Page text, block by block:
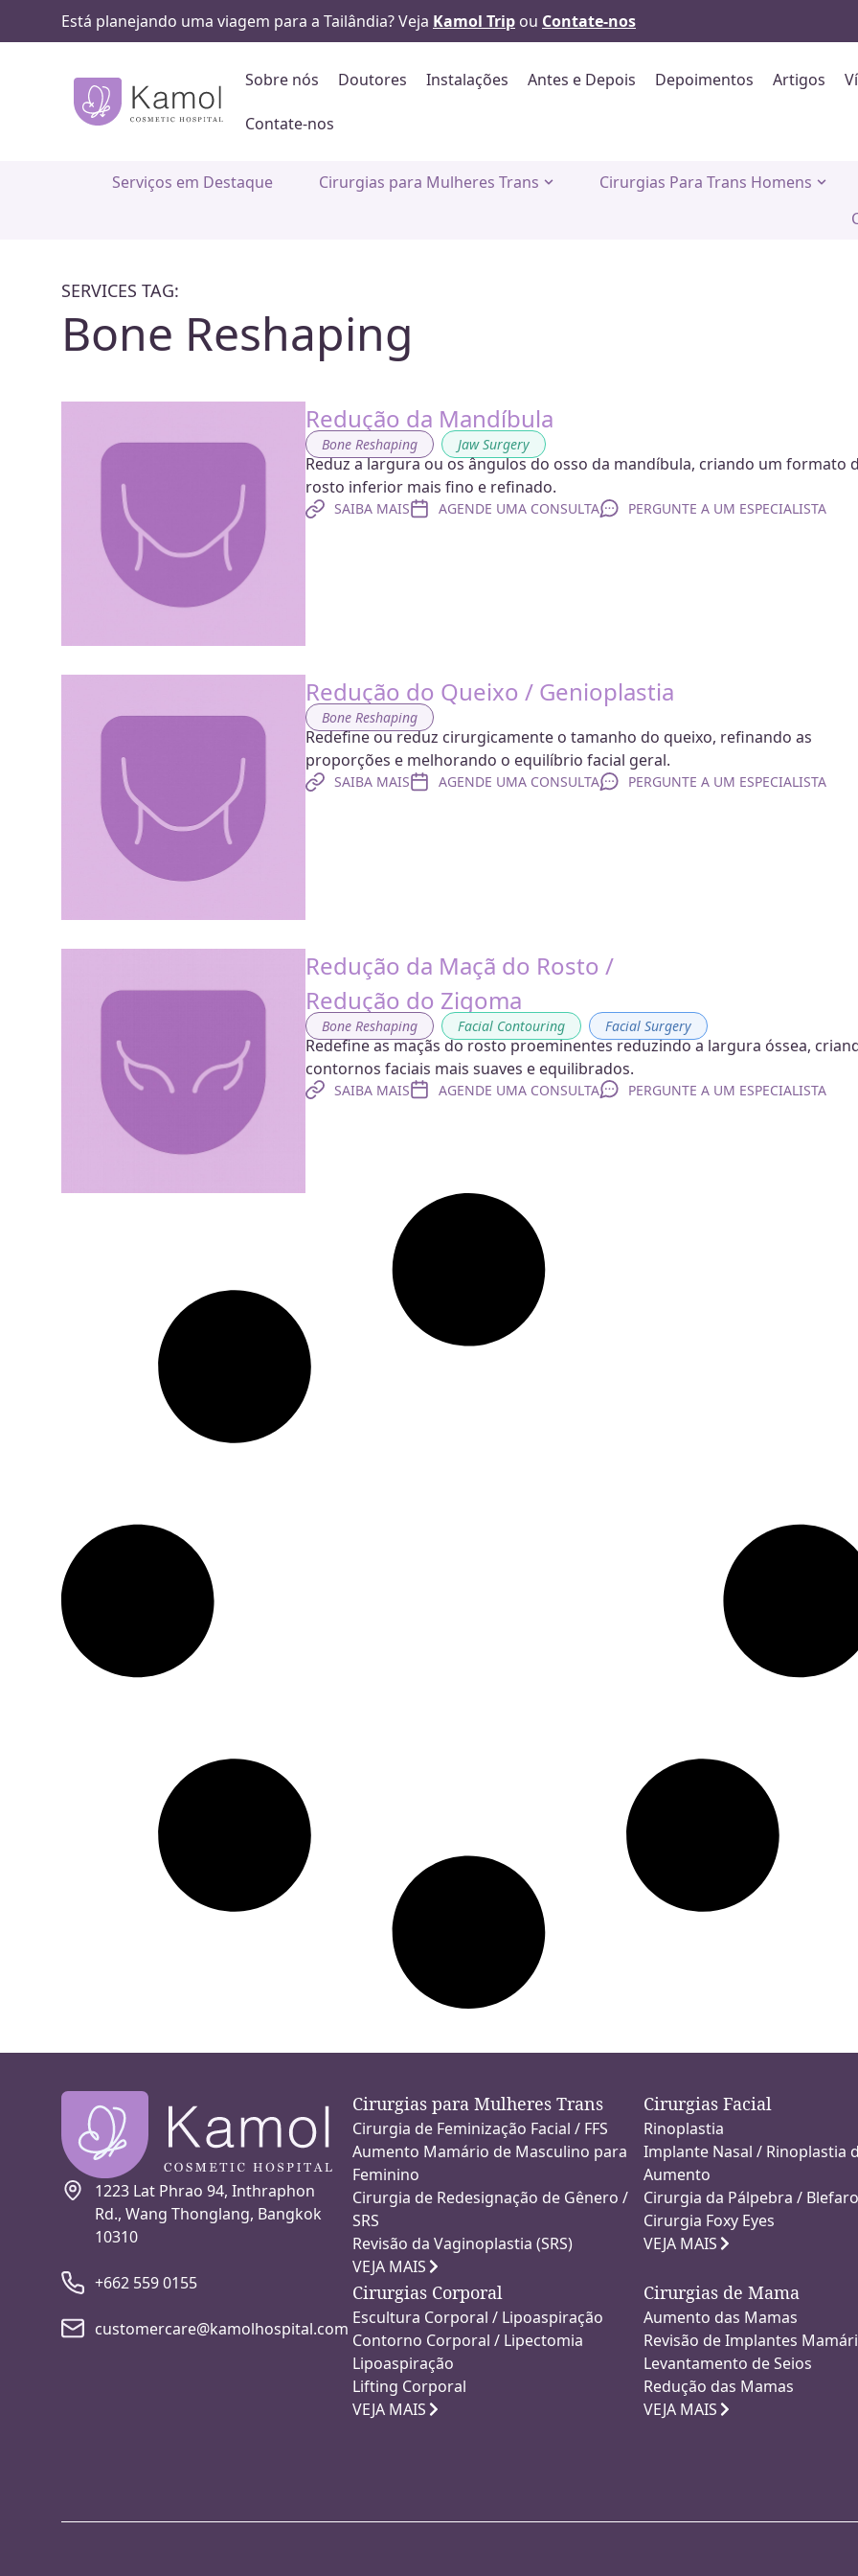
Está planejando uma viagem para a Tailândia? Veja Kamol Trip ou Contate-nos
Sobre nós Doutores Instalações Antes e Depois Depoimentos Artigos
Contate-nos
Serviços em Destaque Cirurgias para Mulheres Trans
Cirurgias Para Trans Homens
SERVICES TAG:
Bone Reshaping
Redução da Mandíbula
Bone Reshaping , Jaw Surgery
Reduz a largura ou os ângulos do osso da mandíbula, criando um formato
rosto inferior mais fino e refinado.
SAIBA MAIS AGENDE UMA CONSULTA PERGUNTE A UM ESPECIALISTA
Redução do Queixo / Genioplastia
Bone Reshaping
Redefine ou reduz cirurgicamente o tamanho do queixo, refinando as
proporções e melhorando o equilíbrio facial geral.
SAIBA MAIS AGENDE UMA CONSULTA PERGUNTE A UM ESPECIALISTA
Redução da Maçã do Rosto /
Redução do Zigoma
Bone Reshaping , Facial Contouring , Facial Surgery
Redefine as maçãs do rosto proeminentes reduzindo a largura óssea,
contornos faciais mais suaves e equilibrados.
SAIBA MAIS AGENDE UMA CONSULTA PERGUNTE A UM ESPECIALISTA
1223 Lat Phrao 94, Inthraphon
Rd., Wang Thonglang, Bangkok
10310
+662 559 0155
customercare@kamolhospital.com
Cirurgias para Mulheres Trans
Cirurgia de Feminização Facial / FFS
Aumento Mamário de Masculino para
Feminino
Cirurgia de Redesignação de Gênero /
SRS
Revisão da Vaginoplastia (SRS)
VEJA MAIS
Cirurgias Facial
Rinoplastia
Implante Nasal / Rinoplastia
Aumento
Cirurgia da Pálpebra /
Cirurgia Foxy Eyes
VEJA MAIS
Cirurgias Corporal
Escultura Corporal / Lipoaspiração
Contorno Corporal / Lipectomia
Lipoaspiração
Lifting Corporal
VEJA MAIS
Cirurgias de Mama
Aumento das Mamas
Revisão de Implantes
Levantamento de Seios
Redução das Mamas
VEJA MAIS